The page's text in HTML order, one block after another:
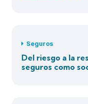
Seguros
Del riesgo a la
seguros como